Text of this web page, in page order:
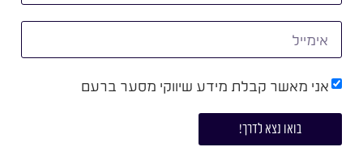
אני מאשר קבלת מידע שיווקי מסער ברעם
בואו נצא לדרך!